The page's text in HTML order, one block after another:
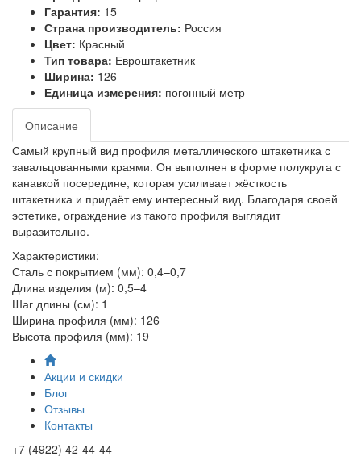
Гарантия: 15
Страна производитель: Россия
Цвет: Красный
Тип товара: Евроштакетник
Ширина: 126
Единица измерения: погонный метр
Описание
Самый крупный вид профиля металлического штакетника с
завальцованными краями. Он выполнен в форме полукруга с
канавкой посередине, которая усиливает жёсткость
штакетника и придаёт ему интересный вид. Благодаря своей
эстетике, ограждение из такого профиля выглядит
выразительно.
Характеристики:
Сталь с покрытием (мм): 0,4–0,7
Длина изделия (м): 0,5–4
Шаг длины (см): 1
Ширина профиля (мм): 126
Высота профиля (мм): 19
Акции и скидки
Блог
Отзывы
Контакты
+7 (4922) 42-44-44